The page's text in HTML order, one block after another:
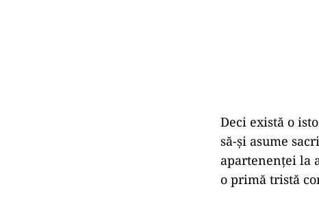
Deci există o
să-și asume
apartenenței la
o primă tristă